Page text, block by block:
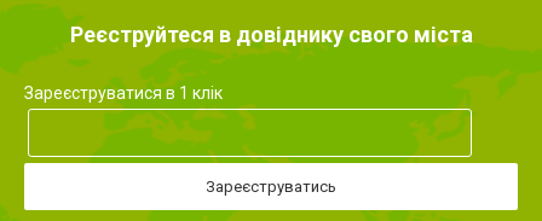
Реєструйтеся в довіднику свого міста
Зареєструватися в 1 клік
Зареєструватись